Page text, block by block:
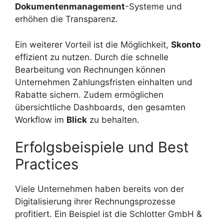
Dokumentenmanagement-Systeme und
erhöhen die Transparenz.
Ein weiterer Vorteil ist die Möglichkeit, Skonto
effizient zu nutzen. Durch die schnelle
Bearbeitung von Rechnungen können
Unternehmen Zahlungsfristen einhalten und
Rabatte sichern. Zudem ermöglichen
übersichtliche Dashboards, den gesamten
Workflow im Blick zu behalten.
Erfolgsbeispiele und Best
Practices
Viele Unternehmen haben bereits von der
Digitalisierung ihrer Rechnungsprozesse
profitiert. Ein Beispiel ist die Schlotter GmbH &